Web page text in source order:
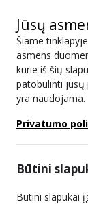
Jūsų
Šiame
asmens
kurie iš šių
patobulinti jūsų
yra naudojama.
Privatumo
Būtini
Būtini slapukai